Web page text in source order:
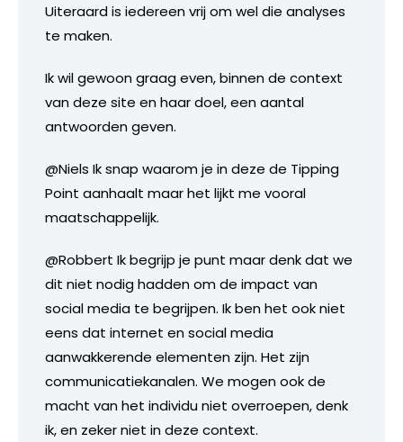
Uiteraard is iedereen vrij om wel die analyses
te maken.
Ik wil gewoon graag even, binnen de context
van deze site en haar doel, een aantal
antwoorden geven.
@Niels Ik snap waarom je in deze de Tipping
Point aanhaalt maar het lijkt me vooral
maatschappelijk.
@Robbert Ik begrijp je punt maar denk dat we
dit niet nodig hadden om de impact van
social media te begrijpen. Ik ben het ook niet
eens dat internet en social media
aanwakkerende elementen zijn. Het zijn
communicatiekanalen. We mogen ook de
macht van het individu niet overroepen, denk
ik, en zeker niet in deze context.